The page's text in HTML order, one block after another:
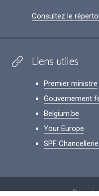
Consultez le
Liens utiles
Premier ministre
Gouvernement
Belgium.be
Your Europe
SPF